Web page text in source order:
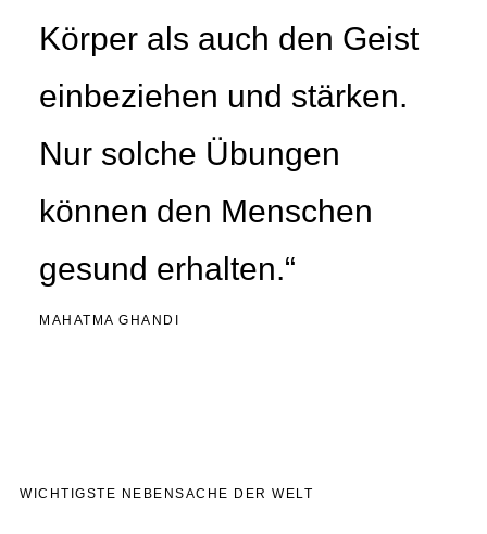
Körper als auch den Geist
einbeziehen und stärken.
Nur solche Übungen
können den Menschen
gesund erhalten.“
MAHATMA GHANDI
WICHTIGSTE NEBENSACHE DER WELT